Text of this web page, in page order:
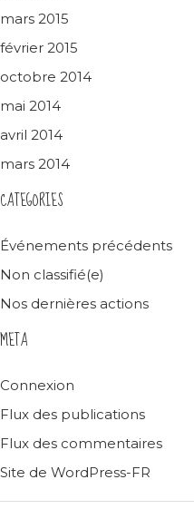
mars 2015
février 2015
octobre 2014
mai 2014
avril 2014
mars 2014
CATEGORIES
Événements précédents
Non classifié(e)
Nos dernières actions
META
Connexion
Flux des publications
Flux des commentaires
Site de WordPress-FR